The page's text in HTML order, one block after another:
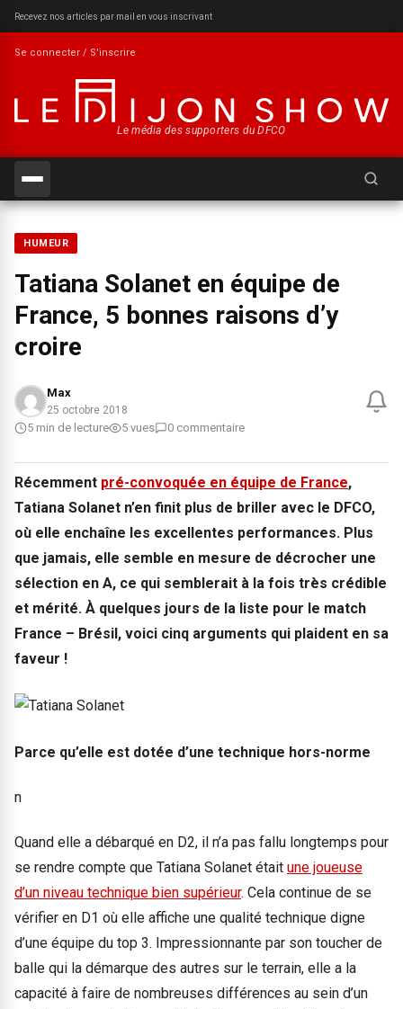
Recevez nos articles par mail en vous inscrivant
Se connecter / S'inscrire
Le média des supporters du DFCO
HUMEUR
Tatiana Solanet en équipe de
France, 5 bonnes raisons d’y
croire
Max
25 octobre 2018
5 min de lecture 5 vues 0 commentaire
Récemment pré-convoquée en équipe de France,
Tatiana Solanet n’en finit plus de briller avec le DFCO,
où elle enchaîne les excellentes performances. Plus
que jamais, elle semble en mesure de décrocher une
sélection en A, ce qui semblerait à la fois très crédible
et mérité. À quelques jours de la liste pour le match
France – Brésil, voici cinq arguments qui plaident en sa
faveur !
Parce qu’elle est dotée d’une technique hors-norme
n
Quand elle a débarqué en D2, il n’a pas fallu longtemps pour
se rendre compte que Tatiana Solanet était une joueuse
d’un niveau technique bien supérieur. Cela continue de se
vérifier en D1 où elle affiche une qualité technique digne
d’une équipe du top 3. Impressionnante par son toucher de
balle qui la démarque des autres sur le terrain, elle a la
capacité à faire de nombreuses différences au sein d’un